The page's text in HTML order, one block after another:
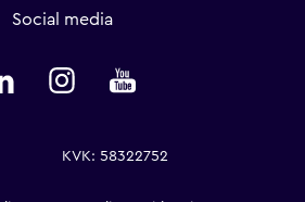
Social media
KVK: 58322752